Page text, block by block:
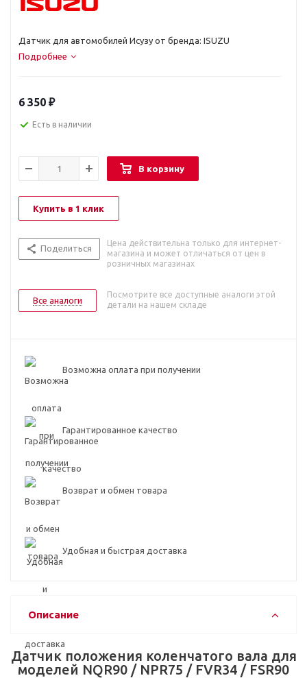
Датчик для автомобилей Исузу от бренда: ISUZU
Подробнее
6 350 ₽
Есть в наличии
В корзину
Купить в 1 клик
Поделиться
Цена действительна только для интернет-
магазина и может отличаться от цен в
розничных магазинах
Все аналоги
Посмотрите все доступные аналоги этой
детали на нашем складе
Возможна оплата при получении
Гарантированное качество
Возврат и обмен товара
Удобная и быстрая доставка
Описание
Датчик положения коленчатого вала для
моделей NQR90 / NPR75 / FVR34 / FSR90